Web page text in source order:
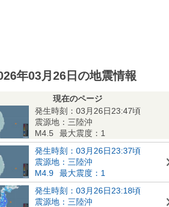
年03月26日の地震情報
現在のページ
発生時刻：03月26日23:47頃
震源地：三陸沖
M4.5
最大震度：1
発生時刻：03月26日23:37頃
震源地：三陸沖
M4.9
最大震度：1
発生時刻：03月26日23:18頃
震源地：三陸沖